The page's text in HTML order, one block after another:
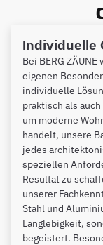
Individuelle
Bei BERG
eigenen
individuelle
praktisch als
um moderne
handelt, unsere
jedes
speziellen
Resultat zu
unserer
Stahl und
Langlebigkeit,
begeistert.